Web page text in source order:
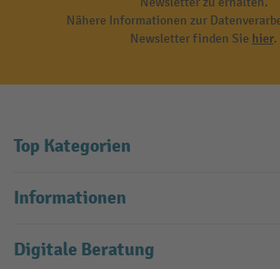
Nähere Informationen zur
Newsletter finden Sie hier.
Top Kategorien
Informationen
Digitale Beratung